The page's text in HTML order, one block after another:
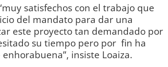
satisfechos con el trabajo que
del mandato para dar una
este proyecto tan demandado por
su tiempo pero por fin ha
insiste Loaiza.